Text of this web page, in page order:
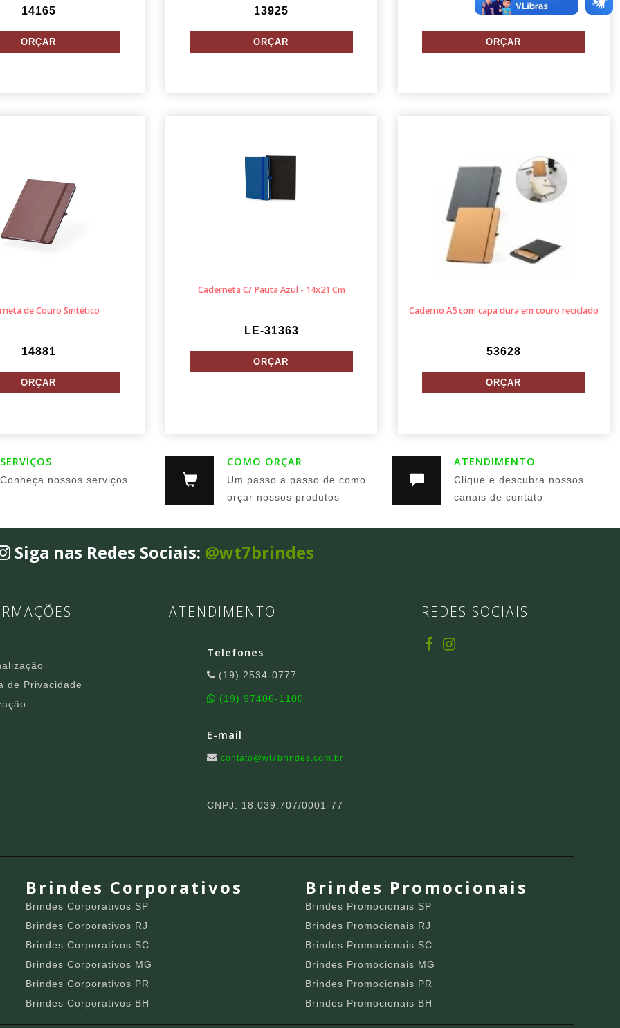
14165 13925 93714
de Couro Sintético
14881
Caderneta C/ Pauta Azul - 14x21 Cm
LE-31363
Caderno A5 com capa dura em couro reciclado
53628
SERVIÇOS
Conheça nossos serviços
COMO ORÇAR
Um passo a passo de como
orçar nossos produtos
ATENDIMENTO
Clique e descubra nossos
canais de contato
Siga nas Redes Sociais: @wt7brindes
de Privacidade
ATENDIMENTO
Telefones
(19) 2534-0777
(19) 97406-1100
E-mail
contato@wt7brindes.com.br
CNPJ: 18.039.707/0001-77
REDES SOCIAIS
Brindes Corporativos
Brindes Corporativos SP
Brindes Corporativos RJ
Brindes Corporativos SC
Brindes Corporativos MG
Brindes Corporativos PR
Brindes Corporativos BH
Brindes Promocionais
Brindes Promocionais SP
Brindes Promocionais RJ
Brindes Promocionais SC
Brindes Promocionais MG
Brindes Promocionais PR
Brindes Promocionais BH